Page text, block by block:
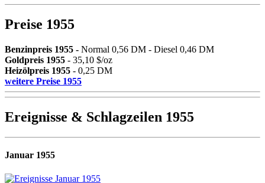
Preise 1955
Benzinpreis 1955 - Normal 0,56 DM - Diesel 0,46 DM
Goldpreis 1955 - 35,10 $/oz
Heizölpreis 1955 - 0,25 DM
weitere Preise 1955
Ereignisse & Schlagzeilen 1955
Januar 1955